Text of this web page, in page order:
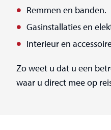
Remmen en banden.
Gasinstallaties en
Interieur en
Zo weet u dat u een
waar u direct mee op